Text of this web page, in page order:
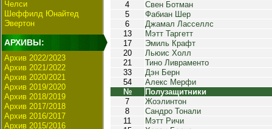
Челси
Шеффилд Юнайтед
Эвертон
АРХИВЫ:
Архив 2022/2023
Архив 2021/2022
Архив 2020/2021
Архив 2019/2020
Архив 2018/2019
Архив 2017/2018
Архив 2016/2017
Архив 2015/2016
4
Свен Ботман
5
Фабиан Шер
6
Джамал Ласселлс
13
Мэтт Таргетт
17
Эмиль Крафт
20
Льюис Холл
21
Тино Ливраменто
33
Дэн Берн
54
Алекс Мерфи
№
Полузащитники
7
Жоэлинтон
8
Сандро Тонали
11
Мэтт Ричи